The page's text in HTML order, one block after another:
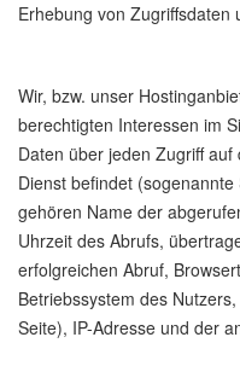
Erhebung von Zugriffsdaten
Wir, bzw. unser
berechtigten Interessen im
Daten über jeden Zugriff
Dienst befindet
gehören Name der
Uhrzeit des Abrufs,
erfolgreichen Abruf,
Betriebssystem des
Seite), IP-Adresse und der